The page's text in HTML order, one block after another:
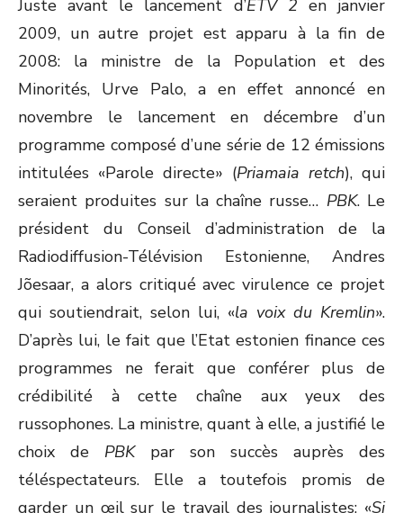
Juste avant le lancement d’ETV 2 en janvier
2009, un autre projet est apparu à la fin de
2008: la ministre de la Population et des
Minorités, Urve Palo, a en effet annoncé en
novembre le lancement en décembre d’un
programme composé d’une série de 12 émissions
intitulées «Parole directe» (Priamaia retch), qui
seraient produites sur la chaîne russe… PBK. Le
président du Conseil d’administration de la
Radiodiffusion-Télévision Estonienne, Andres
Jõesaar, a alors critiqué avec virulence ce projet
qui soutiendrait, selon lui, «la voix du Kremlin».
D’après lui, le fait que l’Etat estonien finance ces
programmes ne ferait que conférer plus de
crédibilité à cette chaîne aux yeux des
russophones. La ministre, quant à elle, a justifié le
choix de PBKpar son succès auprès des
téléspectateurs. Elle a toutefois promis de
garder un œil sur le travail des journalistes: «Si